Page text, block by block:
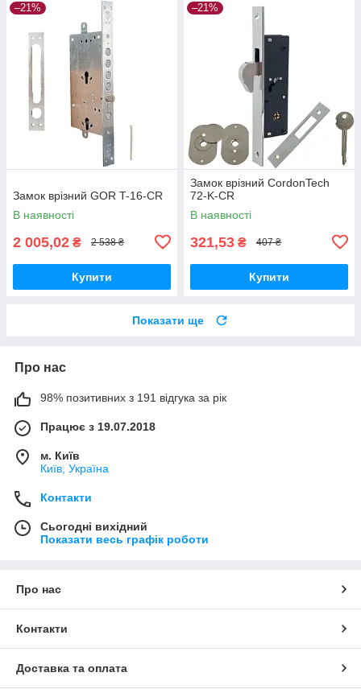
–21%
Замок врізний GOR T-16-CR
В наявності
2 005,02 ₴ 2 538 ₴
Купити
–21%
Замок врізний CordonTech
72-K-CR
В наявності
321,53 ₴ 407 ₴
Купити
Показати ще
Про нас
98% позитивних з 191 відгука за рік
Працює з 19.07.2018
м. Київ
Київ, Україна
Контакти
Сьогодні вихідний
Показати весь графік роботи
Про нас
Контакти
Доставка та оплата